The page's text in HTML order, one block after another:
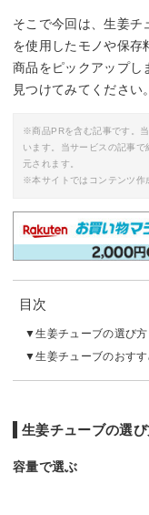
そこで今回は、生姜チ
を使用したモノや保存
商品をピックアップし
見つけてみてください。
※商品PRを含む記事です。
います。当サービスの記事
元されます。
※本サイトではコンテンツ作
目次
生姜チューブの選び方
生姜チューブのおすす
生姜チューブの選
容量で選ぶ